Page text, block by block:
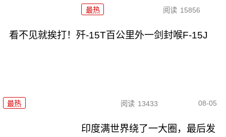
最热 阅读 15856
看不见就挨打！歼-15T百公里外一剑封喉F-15J
最热 阅读 13433 08-05
印度满世界绕了一大圈，最后发